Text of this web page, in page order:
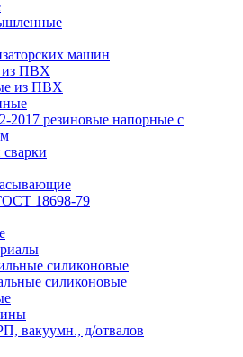
машин
из ПВХ
из ПВХ
2017 резиновые напорные с
сварки
18698-79
силиконовые
силиконовые
вакуумн., д/отвалов